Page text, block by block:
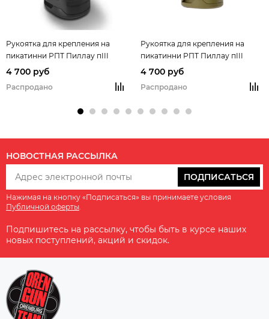
Рукоятка для крепления на
пикатинни РПТ Пиллау пIII
(чёрный)
4 700 руб
Распродано
Рукоятка для крепления на
пикатинни РПТ Пиллау пIII
(хаки)
4 700 руб
Распродано
НОВОСТНАЯ РАССЫЛКА
ПОДПИСАТЬСЯ
Нажимая на кнопку «Подписаться» вы принимаете условия
Публичной оферты
Подпишитесь на рассылку, чтобы быть в курсе наших
новых поступлений, акций и скидок.